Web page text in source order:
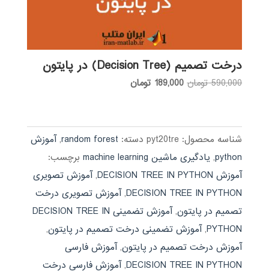
درخت تصمیم (Decision Tree) در پایتون
590,000 تومان قیمت
بود.
189,000 تومانقیمت
شناسه محصول: pyt20tre دسته: random forest
,آموزش
python
, یادگیری ماشین machine learning
برچسب:
آموزش DECISION TREE IN PYTHON
,آموزش تصویری
DECISION TREE IN PYTHON
,آموزش تصویری درخت
تصمیم در پایتون,
آموزش تضمینی DECISION TREE IN
PYTHON
,آموزش تضمینی درخت تصمیم در پایتون,
آموزش درخت تصمیم در پایتون,آموزش فارسی
DECISION TREE IN PYTHON
,آموزش فارسی درخت